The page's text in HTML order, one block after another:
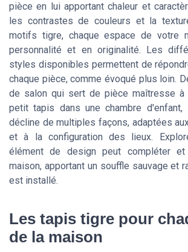
pièce en lui apportant chaleur et
les contrastes de couleurs et la
motifs tigre, chaque espace de votre
personnalité et en originalité. Les
styles disponibles permettent de
chaque pièce, comme évoqué plus loin.
de salon qui sert de pièce maîtresse à
petit tapis dans une chambre
décline de multiples façons, adaptées
et à la configuration des lieux.
élément de design peut compléter et
maison, apportant un souffle sauvage et
est installé.
Les tapis tigre pour
de la maison